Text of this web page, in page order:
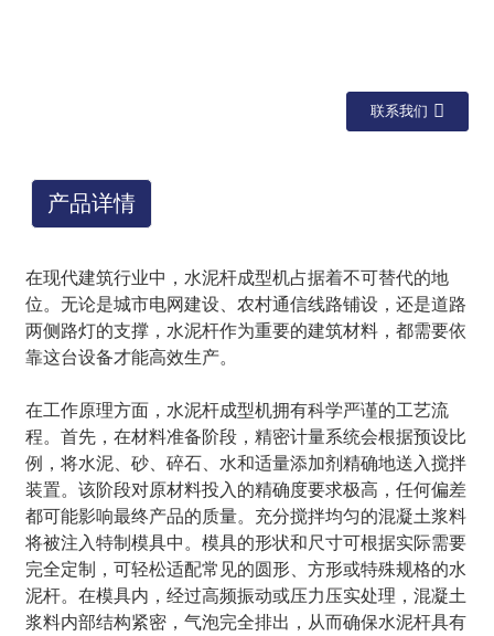
联系我们
产品详情
在现代建筑行业中，水泥杆成型机占据着不可替代的地
位。无论是城市电网建设、农村通信线路铺设，还是道路
两侧路灯的支撑，水泥杆作为重要的建筑材料，都需要依
靠这台设备才能高效生产。
在工作原理方面，水泥杆成型机拥有科学严谨的工艺流
程。首先，在材料准备阶段，精密计量系统会根据预设比
例，将水泥、砂、碎石、水和适量添加剂精确地送入搅拌
装置。该阶段对原材料投入的精确度要求极高，任何偏差
都可能影响最终产品的质量。充分搅拌均匀的混凝土浆料
将被注入特制模具中。模具的形状和尺寸可根据实际需要
完全定制，可轻松适配常见的圆形、方形或特殊规格的水
泥杆。在模具内，经过高频振动或压力压实处理，混凝土
浆料内部结构紧密，气泡完全排出，从而确保水泥杆具有